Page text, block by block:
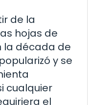
de la
hojas de
la década de
y se
cualquier
el